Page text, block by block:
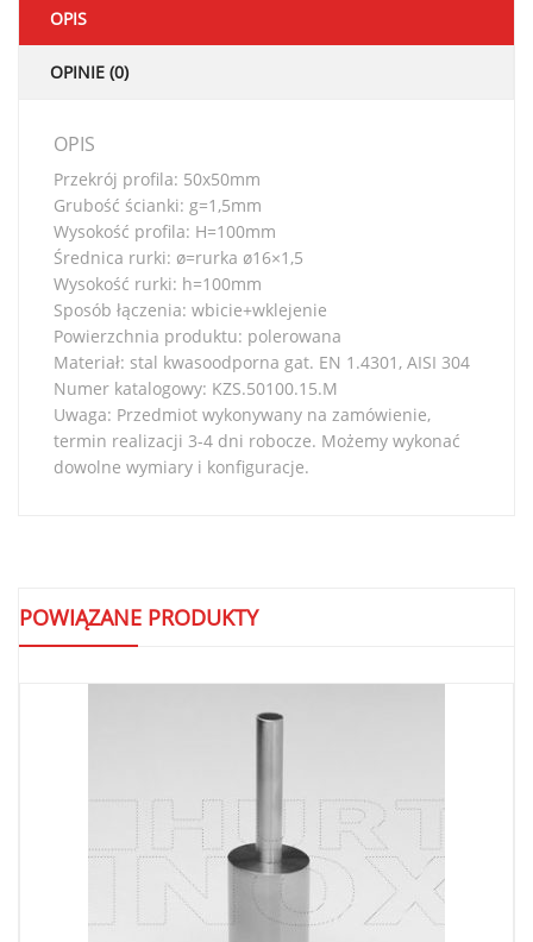
OPIS
OPINIE (0)
OPIS
Przekrój profila: 50x50mm
Grubość ścianki: g=1,5mm
Wysokość profila: H=100mm
Średnica rurki: ø=rurka ø16×1,5
Wysokość rurki: h=100mm
Sposób łączenia: wbicie+wklejenie
Powierzchnia produktu: polerowana
Materiał: stal kwasoodporna gat. EN 1.4301, AISI 304
Numer katalogowy: KZS.50100.15.M
Uwaga: Przedmiot wykonywany na zamówienie,
termin realizacji 3-4 dni robocze. Możemy wykonać
dowolne wymiary i konfiguracje.
POWIĄZANE PRODUKTY